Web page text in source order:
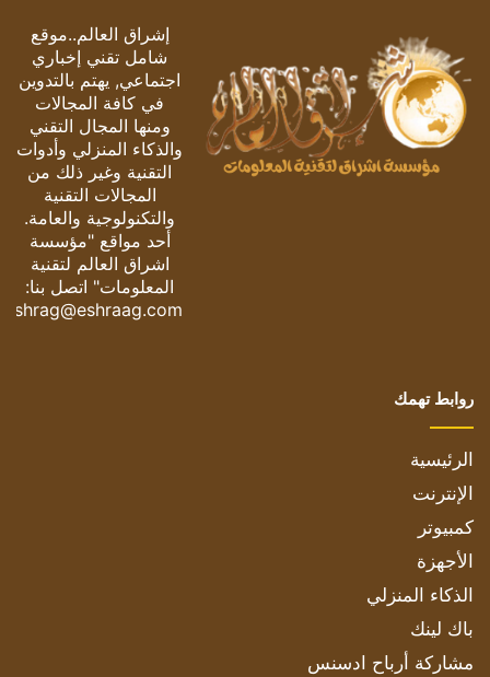
إشراق العالم..موقع
شامل تقني إخباري
اجتماعي, يهتم بالتدوين
في كافة المجالات
ومنها المجال التقني
والذكاء المنزلي وأدوات
التقنية وغير ذلك من
المجالات التقنية
والتكنولوجية والعامة.
أحد مواقع "مؤسسة
اشراق العالم لتقنية
المعلومات" اتصل بنا:
eshrag@eshraag.com
روابط تهمك
الرئيسية
الإنترنت
كمبيوتر
الأجهزة
الذكاء المنزلي
باك لينك
مشاركة أرباح ادسنس